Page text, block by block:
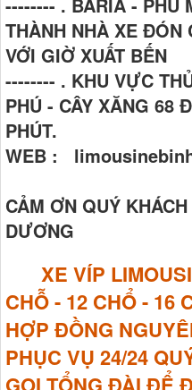
THÀNH NHÀ XE ĐÓN
VỚI GIỜ XUẤT BẾN
-------- . KHU VỰC
PHÚ - CÂY XĂNG 68
PHÚT.
WEB :
CẢM ƠN QUÝ
DƯƠNG
XE VÍP
CHỖ - 12 CHỔ - 16
HỢP ĐỒNG
PHỤC VỤ 24/24